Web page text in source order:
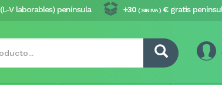
+30 ( SIN IVA ) €gratis
(L-V laborables) península